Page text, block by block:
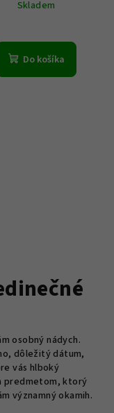
Skladem
Do košíka
osobný nádych.
dôležitý dátum,
vás hlboký
predmetom, ktorý
významný okamih.